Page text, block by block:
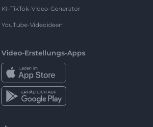
KI-TikTok-Video-Generator
YouTube-Videoideen
Video-Erstellungs-Apps